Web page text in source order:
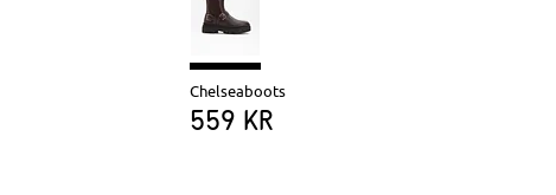
Chelseaboots
559 kr